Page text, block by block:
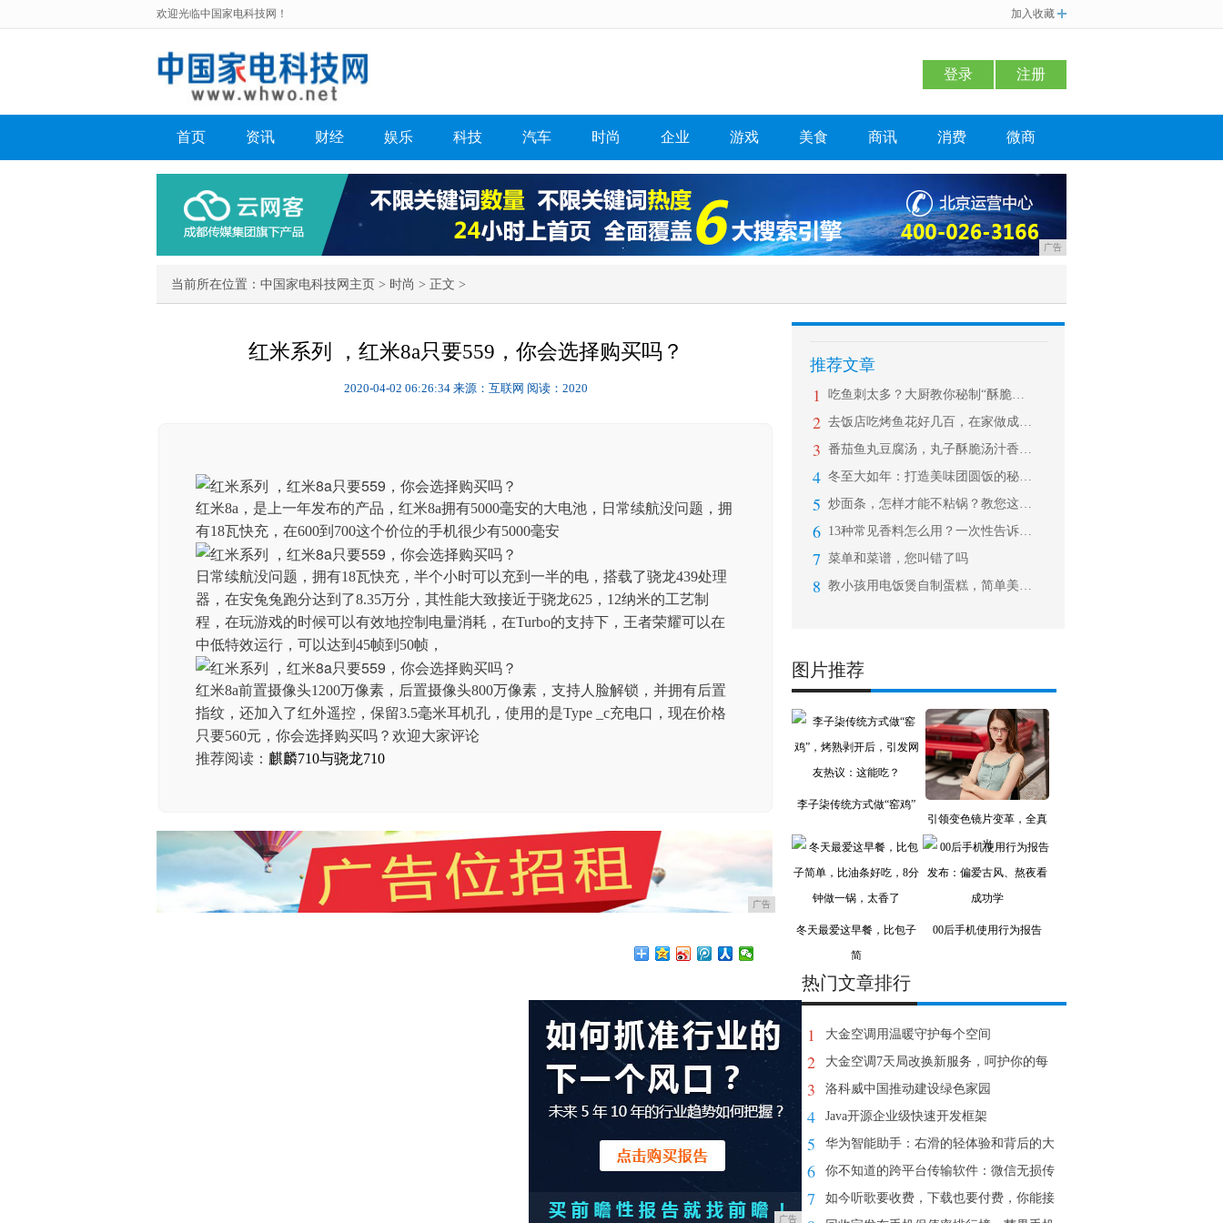
欢迎光临中国家电科技网！ 加入收藏
登录 注册
首页 资讯 财经 娱乐 科技 汽车 时尚 企业 游戏 美食 商讯 消费 微商
广告
当前所在位置： 中国家电科技网主页 > 时尚 > 正文 >
红米系列 ，红米8a只要559，你会选择购买吗？
2020-04-02 06:26:34 来源：互联网 阅读：2020
红米8a，是上一年发布的产品，红米8a拥有5000毫安的大电池，日常续航没问题，拥
有18瓦快充，在600到700这个价位的手机很少有5000毫安
日常续航没问题，拥有18瓦快充，半个小时可以充到一半的电，搭载了骁龙439处理
器，在安兔兔跑分达到了8.35万分，其性能大致接近于骁龙625，12纳米的工艺制
程，在玩游戏的时候可以有效地控制电量消耗，在Turbo的支持下，王者荣耀可以在
中低特效运行，可以达到45帧到50帧，
红米8a前置摄像头1200万像素，后置摄像头800万像素，支持人脸解锁，并拥有后置
指纹，还加入了红外遥控，保留3.5毫米耳机孔，使用的是Type _c充电口，现在价格
只要560元，你会选择购买吗？欢迎大家评论
推荐阅读： 麒麟710与骁龙710
广告
推荐文章
1 吃鱼刺太多？大厨教你秘制“酥脆鱼”，
2 去饭店吃烤鱼花好几百，在家做成本不到
3 番茄鱼丸豆腐汤，丸子酥脆汤汁香浓，开
4 冬至大如年：打造美味团圆饭的秘诀 就
5 炒面条，怎样才能不粘锅？教您这样做，
6 13种常见香料怎么用？一次性告诉你！
7 菜单和菜谱，您叫错了吗
8 教小孩用电饭煲自制蛋糕，简单美味，学
图片推荐
李子柒传统方式做“窑鸡”
引领变色镜片变革，全真
光
冬天最爱这早餐，比包子
简
00后手机使用行为报告
热门文章排行
1 大金空调用温暖守护每个空间
2 大金空调7天局改换新服务，呵护你的每
3 洛科威中国推动建设绿色家园
4 Java开源企业级快速开发框架
5 华为智能助手：右滑的轻体验和背后的大
6 你不知道的跨平台传输软件：微信无损传
7 如今听歌要收费，下载也要付费，你能接
广告